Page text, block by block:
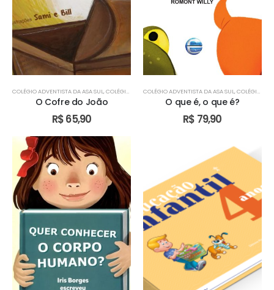
COLÉGIO ADVENTISTA DA ASA SUL,COLÉGIO ADVENTISTA DE ÁGUAS CLARAS ,COLÉGIO
O Cofre do João
R$65,90
COLÉGIO ADVENTISTA DA ASA SUL,COLÉGIO ADVENTISTA DE ÁGUAS CLARAS
O que é, o que é?
R$ 79,90